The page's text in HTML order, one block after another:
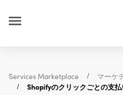
Services Marketplace
マーケ
Shopifyのクリックごとの支